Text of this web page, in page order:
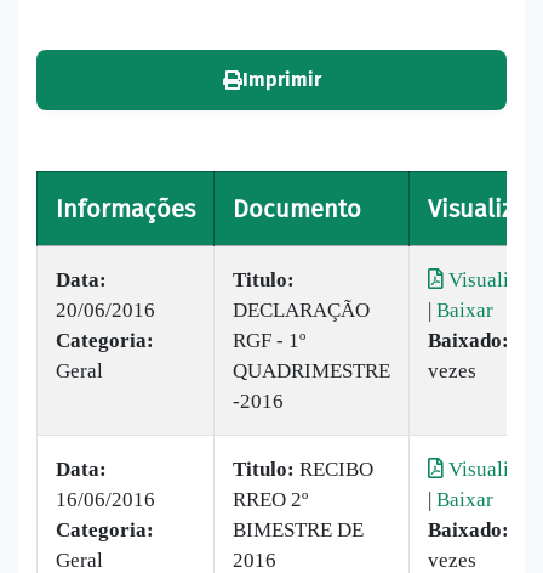
Imprimir
Informações Documento Visualizar
Data:
20/06/2016
Categoria:
Geral
Titulo:
DECLARAÇÃO
RGF - 1º
QUADRIMESTRE
-2016
Visualizar
| Baixar
Baixado:
vezes
Data:
16/06/2016
Categoria:
Geral
Titulo: RECIBO
RREO 2º
BIMESTRE DE
2016
Visualizar
| Baixar
Baixado:
vezes